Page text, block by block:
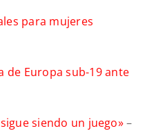
para mujeres
de Europa sub-19 ante
siendo un juego»–